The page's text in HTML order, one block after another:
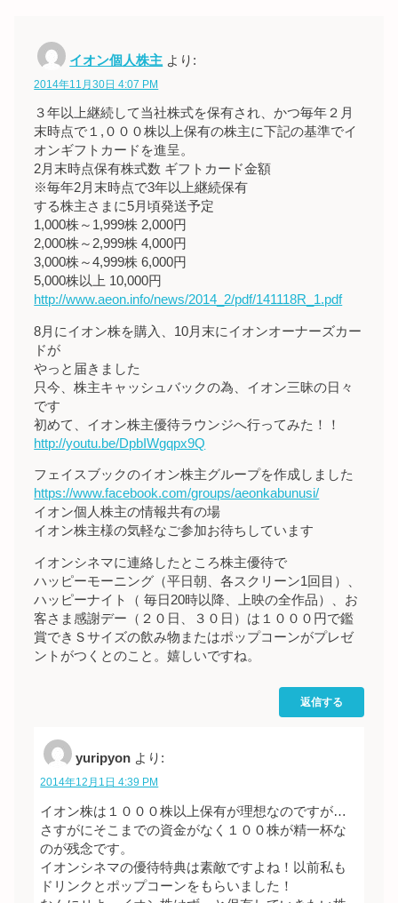
イオン個人株主 より:
2014年11月30日 4:07 PM
３年以上継続して当社株式を保有され、かつ毎年２月
末時点で１,０００株以上保有の株主に下記の基準でイ
オンギフトカードを進呈。
2月末時点保有株式数 ギフトカード金額
※毎年2月末時点で3年以上継続保有
する株主さまに5月頃発送予定
1,000株～1,999株 2,000円
2,000株～2,999株 4,000円
3,000株～4,999株 6,000円
5,000株以上 10,000円
http://www.aeon.info/news/2014_2/pdf/141118R_1.pdf
8月にイオン株を購入、10月末にイオンオーナーズカー
ドが
やっと届きました
只今、株主キャッシュバックの為、イオン三昧の日々
です
初めて、イオン株主優待ラウンジへ行ってみた！！
http://youtu.be/DpbIWgqpx9Q
フェイスブックのイオン株主グループを作成しました
https://www.facebook.com/groups/aeonkabunusi/
イオン個人株主の情報共有の場
イオン株主様の気軽なご参加お待ちしています
イオンシネマに連絡したところ株主優待で
ハッピーモーニング（平日朝、各スクリーン1回目）、
ハッピーナイト（ 毎日20時以降、上映の全作品）、お
客さま感謝デー（２０日、３０日）は１０００円で鑑
賞できＳサイズの飲み物またはポップコーンがプレゼ
ントがつくとのこと。嬉しいですね。
返信する
yuripyon より:
2014年12月1日 4:39 PM
イオン株は１０００株以上保有が理想なのですが…
さすがにそこまでの資金がなく１００株が精一杯な
のが残念です。
イオンシネマの優待特典は素敵ですよね！以前私も
ドリンクとポップコーンをもらいました！